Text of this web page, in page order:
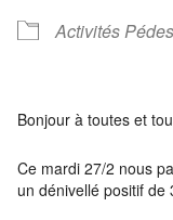
Activités
Bonjour à toutes et
Ce mardi 27/2 nous
un dénivellé positif de